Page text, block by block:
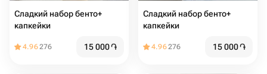
Сладкий набор бенто+
капкейки
4.96276 15 000֏
Сладкий набор бенто+
капкейки
4.96276 15 000֏